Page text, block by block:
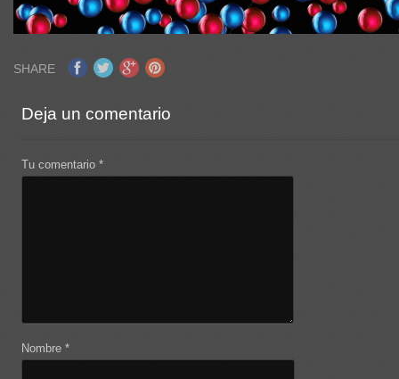
SHARE
Deja un comentario
Tu comentario*
Nombre*